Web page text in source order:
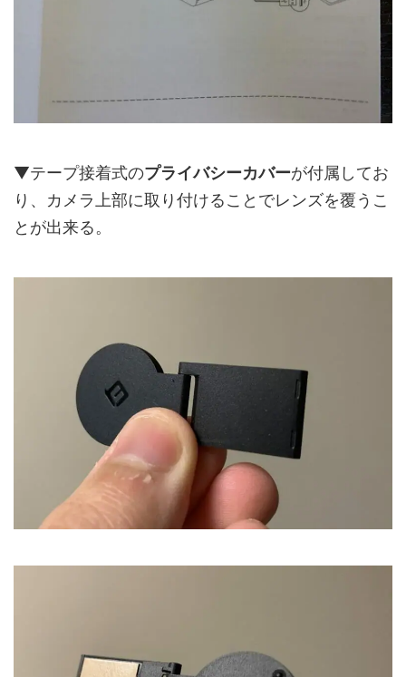
▼テープ接着式のプライバシーカバーが付属してお
り、カメラ上部に取り付けることでレンズを覆うこ
とが出来る。